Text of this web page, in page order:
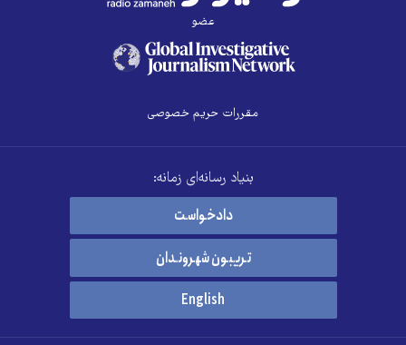
عضو
مقررات حریم خصوصی
بنیاد رسانه‌ای زمانه:
دادخواست
تریبون شهروندان
English